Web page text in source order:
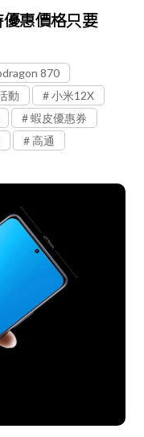
惠價格只要
870
動
小米12X
蝦皮優惠券
高通